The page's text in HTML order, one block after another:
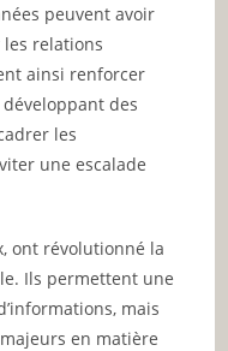
peuvent avoir
relations
ainsi renforcer
des
les
une escalade
ont révolutionné la
Ils permettent une
mais
en matière